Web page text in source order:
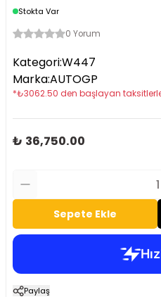
Stokta Var
0 Yorum
Kategori:W447
Marka:AUTOGP
*₺3062.50 den başlayan
₺ 36,750.00
Sepete Ekle
Paylaş